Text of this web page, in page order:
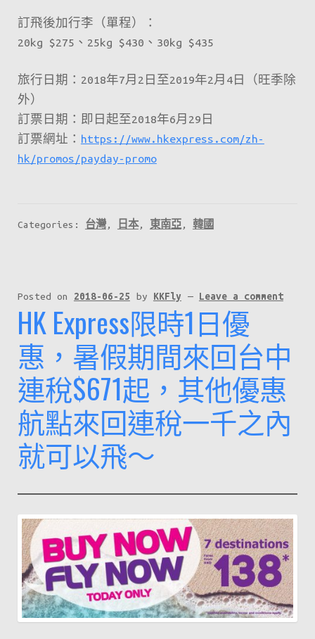
訂飛後加行李（單程）：
20kg $275、25kg $430、30kg $435
旅行日期：2018年7月2日至2019年2月4日（旺季除
外）
訂票日期：即日起至2018年6月29日
訂票網址： https://www.hkexpress.com/zh-
hk/promos/payday-promo
Categories: 台灣, 日本, 東南亞, 韓國
Posted on 2018-06-25 by KKFly — Leave a comment
HK Express限時1日優
惠，暑假期間來回台中
連稅$671起，其他優惠
航點來回連稅一千之內
就可以飛～